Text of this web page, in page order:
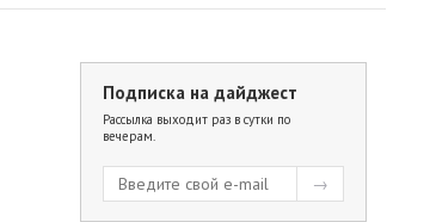
Подписка на дайджест
Рассылка выходит раз в сутки по
вечерам.